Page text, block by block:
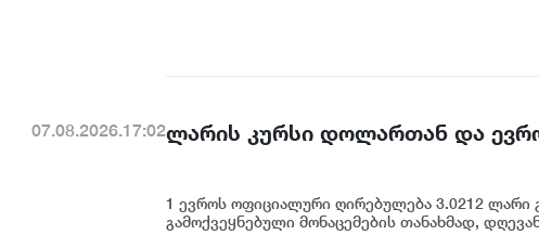
07.08.2026.17:02ლარის კურსი დოლართან და
1 ევროს ოფიციალური ღირებულება 3.0212 ლარი
გამოქვეყნებული მონაცემების თანახმად,